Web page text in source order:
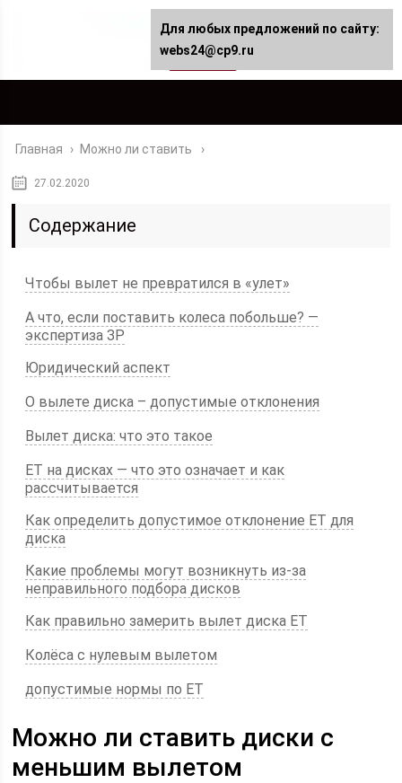
Главная › Можно ли ставить
27.02.2020
Содержание
Чтобы вылет не превратился в «улет»
А что, если поставить колеса побольше? —
экспертиза ЗР
Юридический аспект
О вылете диска – допустимые отклонения
Вылет диска: что это такое
ET на дисках — что это означает и как
рассчитывается
Как определить допустимое отклонение ЕТ для
диска
Какие проблемы могут возникнуть из-за
неправильного подбора дисков
Как правильно замерить вылет диска ЕТ
Колёса с нулевым вылетом
допустимые нормы по ЕТ
Можно ли ставить диски с
меньшим вылетом
Для любых предложений по сайту:
webs24@cp9.ru